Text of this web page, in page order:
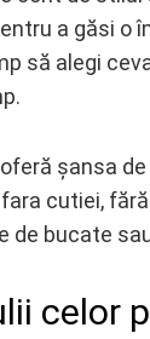
a găsi o
să alegi
șansa
cutiei,
de bucate
celor